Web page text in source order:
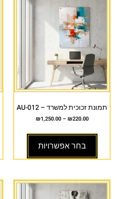
תמונת זכוכית למשרד – AU-012
₪220.00
–
₪1,250.00
בחר אפשרויות